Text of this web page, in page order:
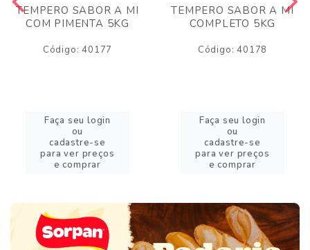
TEMPERO SABOR A MI
COM PIMENTA 5KG
Código: 40177
Faça seu login
ou
cadastre-se
para ver preços
e comprar
TEMPERO SABOR A MI
COMPLETO 5KG
Código: 40178
Faça seu login
ou
cadastre-se
para ver preços
e comprar